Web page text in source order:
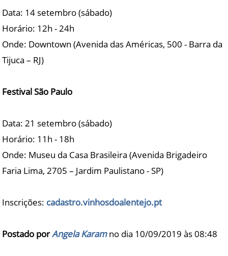
Data: 14 setembro (sábado)
Horário: 12h - 24h
Onde: Downtown (Avenida das Américas, 500 - Barra da
Tijuca – RJ)
Festival São Paulo
Data: 21 setembro (sábado)
Horário: 11h - 18h
Onde: Museu da Casa Brasileira (Avenida Brigadeiro
Faria Lima, 2705 – Jardim Paulistano - SP)
Inscrições: cadastro.vinhosdoalentejo.pt
Postado porAngela Karamno dia 10/09/2019 às08:48